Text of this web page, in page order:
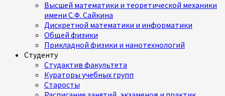
Высшей математики и теоретической механики
имени С.Ф. Сайкина
Дискретной математики и информатики
Общей физики
Прикладной физики и нанотехнологий
Студенту
Студактив факультета
Кураторы учебных групп
Старосты